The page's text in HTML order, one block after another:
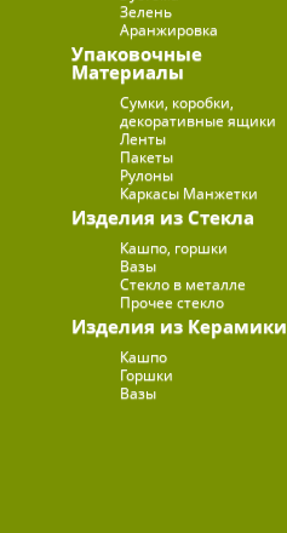
Зелень
Аранжировка
Упаковочные
Материалы
Сумки, коробки,
декоративные ящики
Ленты
Пакеты
Рулоны
Каркасы Манжетки
Изделия из Стекла
Кашпо, горшки
Вазы
Стекло в металле
Прочее стекло
Изделия из Керамики
Кашпо
Горшки
Вазы